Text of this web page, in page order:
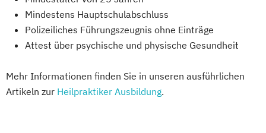
Mindestens Hauptschulabschluss
Polizeiliches Führungszeugnis ohne Einträge
Attest über psychische und physische Gesundheit
Mehr Informationen finden Sie in unseren ausführlichen
Artikeln zur Heilpraktiker Ausbildung.